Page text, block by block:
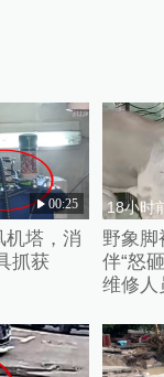
00:25
机塔，消
抓获
18小时
野象脚
伴“怒
维修人